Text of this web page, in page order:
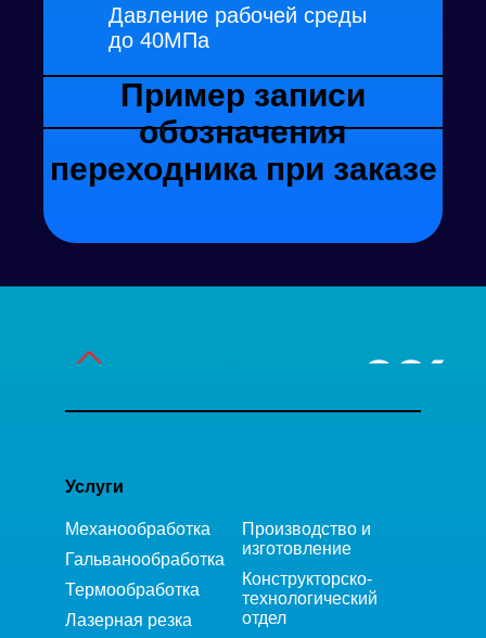
Давление рабочей среды
до 40МПа
Пример записи
обозначения
переходника при заказе
Услуги
Механообработка
Гальванообработка
Термообработка
Лазерная резка
Производство и
изготовление
Конструкторско-
технологический
отдел